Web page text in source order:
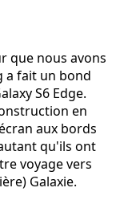
que nous avons
a fait un bond
S6 Edge.
en
aux bords
qu'ils ont
voyage vers
Galaxie.